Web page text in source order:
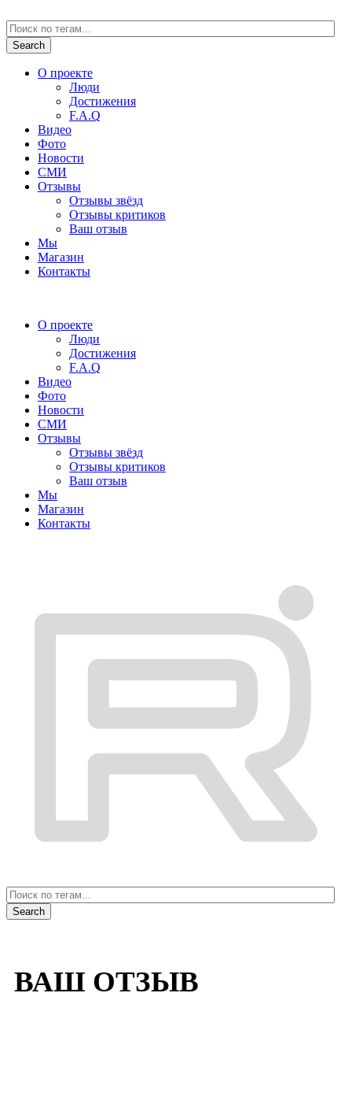
О проекте
Люди
Достижения
F.A.Q
Видео
Фото
Новости
СМИ
Отзывы
Отзывы звёзд
Отзывы критиков
Ваш отзыв
Мы
Магазин
Контакты
О проекте
Люди
Достижения
F.A.Q
Видео
Фото
Новости
СМИ
Отзывы
Отзывы звёзд
Отзывы критиков
Ваш отзыв
Мы
Магазин
Контакты
ВАШ ОТЗЫВ